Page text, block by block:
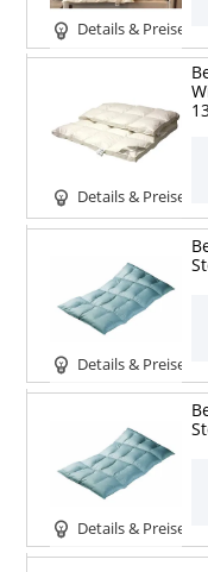
Details & Preise
Details & Preise
Details & Preise
Details & Preise